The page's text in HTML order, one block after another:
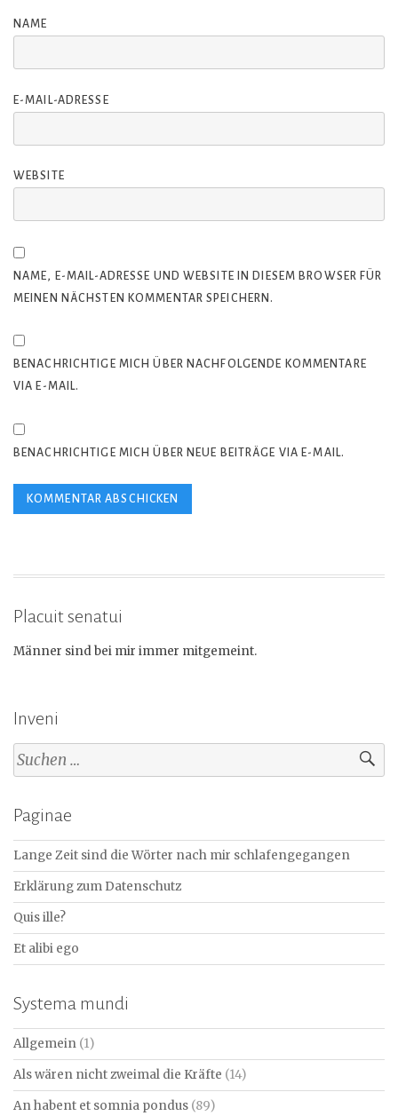
NAME
E-MAIL-ADRESSE
WEBSITE
NAME, E-MAIL-ADRESSE UND WEBSITE IN DIESEM BROWSER FÜR
MEINEN NÄCHSTEN KOMMENTAR SPEICHERN.
BENACHRICHTIGE MICH ÜBER NACHFOLGENDE KOMMENTARE
VIA E-MAIL.
BENACHRICHTIGE MICH ÜBER NEUE BEITRÄGE VIA E-MAIL.
Placuit senatui
Männer sind bei mir immer mitgemeint.
Inveni
Suchen
nach:
Paginae
Lange Zeit sind die Wörter nach mir schlafengegangen
Erklärung zum Datenschutz
Quis ille?
Et alibi ego
Systema mundi
Allgemein (1)
Als wären nicht zweimal die Kräfte (14)
An habent et somnia pondus (89)